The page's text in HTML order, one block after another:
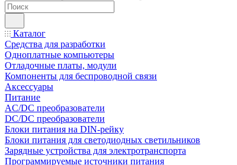
Каталог
Средства для разработки
Одноплатные компьютеры
Отладочные платы, модули
Компоненты для беспроводной связи
Аксессуары
Питание
AC/DC преобразователи
DC/DC преобразователи
Блоки питания на DIN-рейку
Блоки питания для светодиодных светильников
Зарядные устройства для электротранспорта
Программируемые источники питания